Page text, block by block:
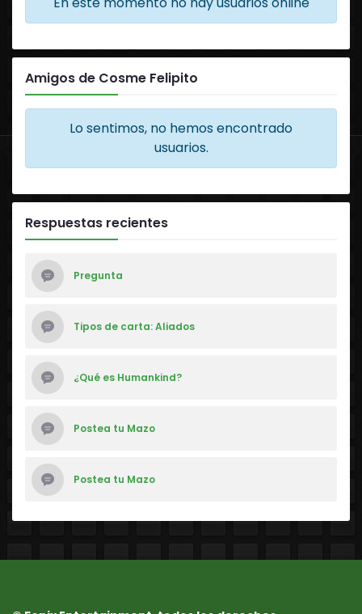
Amigos de Cosme Felipito
Lo sentimos, no hemos encontrado
usuarios.
Respuestas recientes
Pregunta
Tipos de carta: Aliados
¿Qué es Humankind?
Postea tu Mazo
Postea tu Mazo